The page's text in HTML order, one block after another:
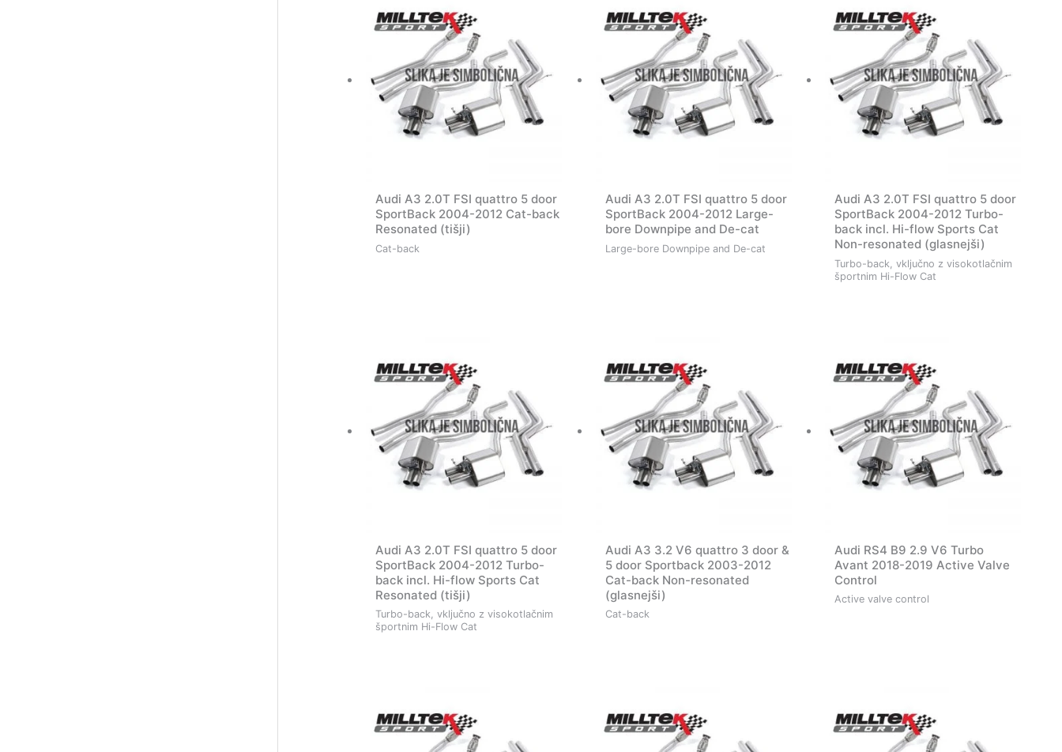
Audi A3 2.0T FSI quattro 5 door
SportBack 2004-2012 Cat-back
Resonated (tišji)
Cat-back
Audi A3 2.0T FSI quattro 5 door
SportBack 2004-2012 Large-
bore Downpipe and De-cat
Large-bore Downpipe and De-cat
Audi A3 2.0T FSI quattro 5 door
SportBack 2004-2012 Turbo-
back incl. Hi-flow Sports Cat
Non-resonated (glasnejši)
Turbo-back, vključno z visokotlačnim
športnim Hi-Flow Cat
Audi A3 2.0T FSI quattro 5 door
SportBack 2004-2012 Turbo-
back incl. Hi-flow Sports Cat
Resonated (tišji)
Turbo-back, vključno z visokotlačnim
športnim Hi-Flow Cat
Audi A3 3.2 V6 quattro 3 door &
5 door Sportback 2003-2012
Cat-back Non-resonated
(glasnejši)
Cat-back
Audi RS4 B9 2.9 V6 Turbo
Avant 2018-2019 Active Valve
Control
Active valve control